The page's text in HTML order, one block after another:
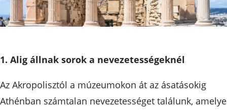
1. Alig állnak sorok a nevezetességeknél
Az Akropolisztól a múzeumokon át az ásatásokig
Athénban számtalan nevezetességet találunk,